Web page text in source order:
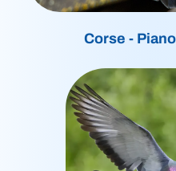
Corse -